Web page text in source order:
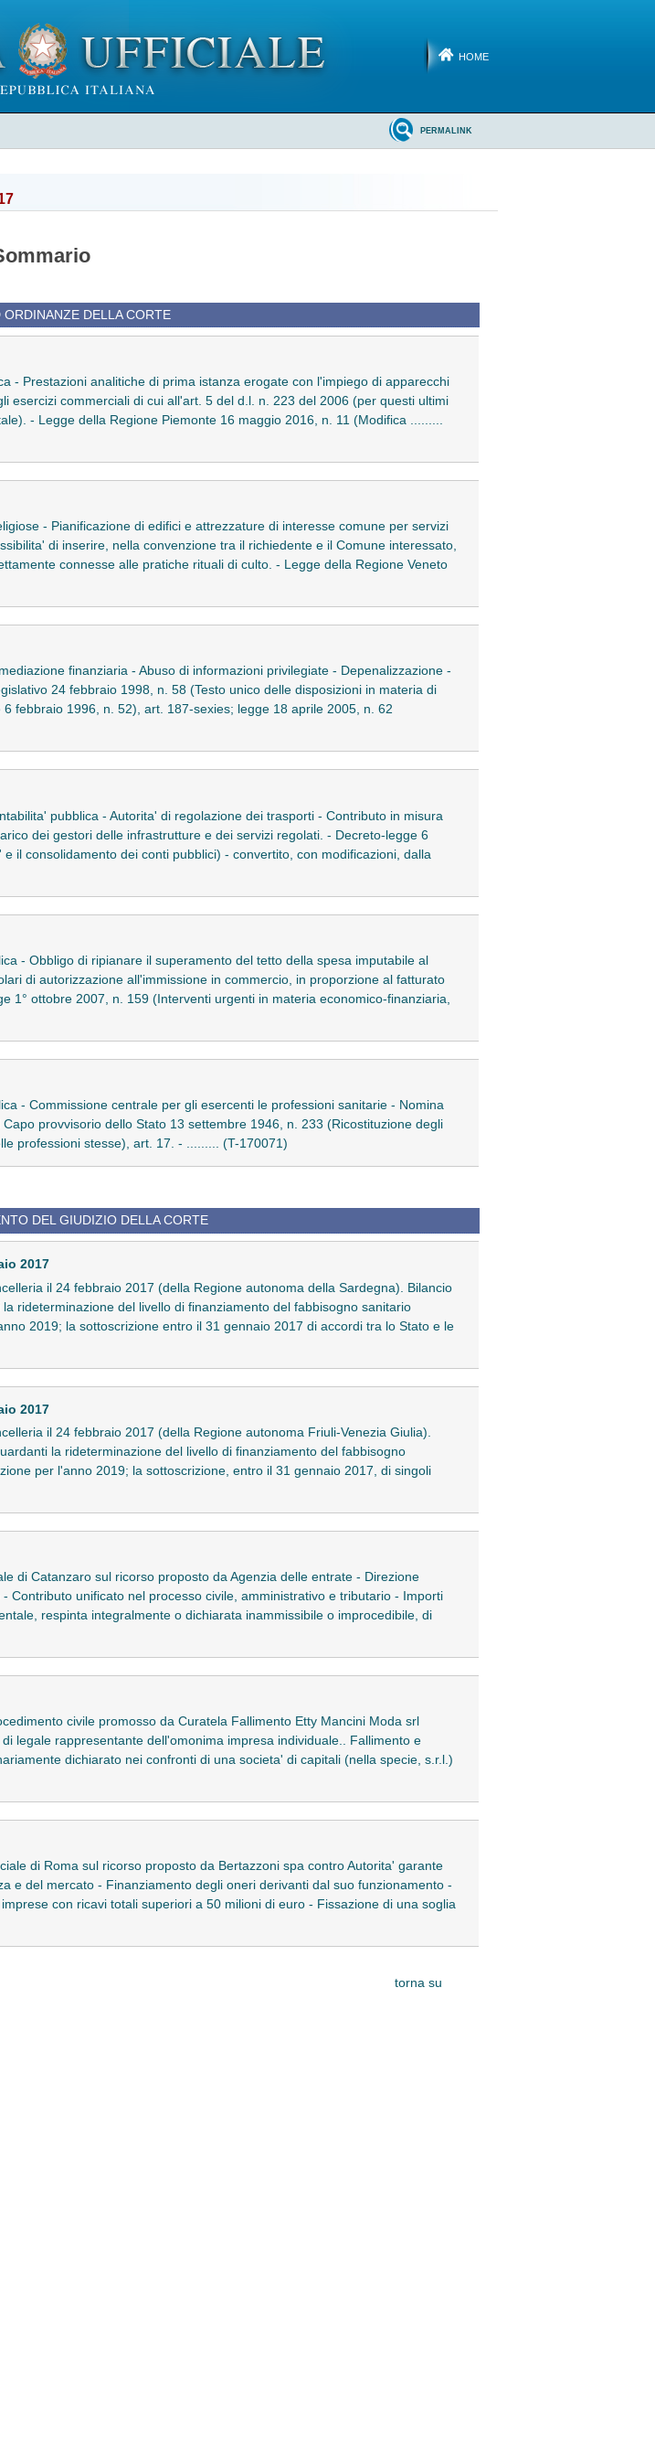
HOME
PERMALINK
ORDINANZE DELLA CORTE
- Prestazioni analitiche di prima istanza erogate con l'impiego di apparecchi
esercizi commerciali di cui all'art. 5 del d.l. n. 223 del 2006 (per questi ultimi
- Legge della Regione Piemonte 16 maggio 2016, n. 11 (Modifica .........
- Pianificazione di edifici e attrezzature di interesse comune per servizi
di inserire, nella convenzione tra il richiedente e il Comune interessato,
connesse alle pratiche rituali di culto. - Legge della Regione Veneto
finanziaria - Abuso di informazioni privilegiate - Depenalizzazione -
24 febbraio 1998, n. 58 (Testo unico delle disposizioni in materia di
febbraio 1996, n. 52), art. 187-sexies; legge 18 aprile 2005, n. 62
pubblica - Autorita' di regolazione dei trasporti - Contributo in misura
dei gestori delle infrastrutture e dei servizi regolati. - Decreto-legge 6
il consolidamento dei conti pubblici) - convertito, con modificazioni, dalla
- Obbligo di ripianare il superamento del tetto della spesa imputabile al
di autorizzazione all'immissione in commercio, in proporzione al fatturato
1° ottobre 2007, n. 159 (Interventi urgenti in materia economico-finanziaria,
- Commissione centrale per gli esercenti le professioni sanitarie - Nomina
provvisorio dello Stato 13 settembre 1946, n. 233 (Ricostituzione degli
professioni stesse), art. 17. - ......... (T-170071)
DEL GIUDIZIO DELLA CORTE
2017
il 24 febbraio 2017 (della Regione autonoma della Sardegna). Bilancio
rideterminazione del livello di finanziamento del fabbisogno sanitario
2019; la sottoscrizione entro il 31 gennaio 2017 di accordi tra lo Stato e le
2017
il 24 febbraio 2017 (della Regione autonoma Friuli-Venezia Giulia).
la rideterminazione del livello di finanziamento del fabbisogno
per l'anno 2019; la sottoscrizione, entro il 31 gennaio 2017, di singoli
di Catanzaro sul ricorso proposto da Agenzia delle entrate - Direzione
Contributo unificato nel processo civile, amministrativo e tributario - Importi
respinta integralmente o dichiarata inammissibile o improcedibile, di
civile promosso da Curatela Fallimento Etty Mancini Moda srl
legale rappresentante dell'omonima impresa individuale.. Fallimento e
dichiarato nei confronti di una societa' di capitali (nella specie, s.r.l.)
di Roma sul ricorso proposto da Bertazzoni spa contro Autorita' garante
e del mercato - Finanziamento degli oneri derivanti dal suo funzionamento -
con ricavi totali superiori a 50 milioni di euro - Fissazione di una soglia
torna su